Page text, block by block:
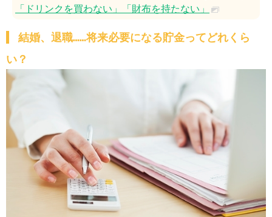
「ドリンクを買わない」「財布を持たない」
結婚、退職……将来必要になる貯金ってどれくら
い？